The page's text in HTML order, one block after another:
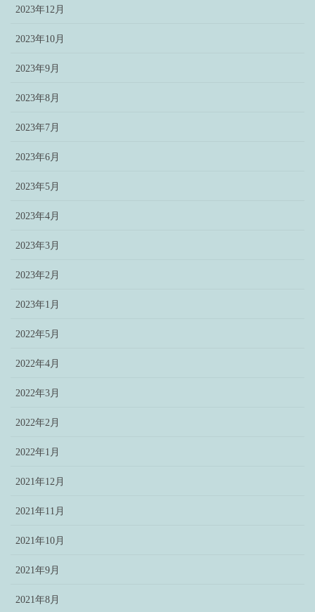
2023年12月
2023年10月
2023年9月
2023年8月
2023年7月
2023年6月
2023年5月
2023年4月
2023年3月
2023年2月
2023年1月
2022年5月
2022年4月
2022年3月
2022年2月
2022年1月
2021年12月
2021年11月
2021年10月
2021年9月
2021年8月